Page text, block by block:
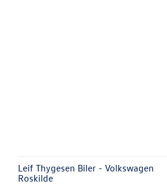
Leif Thygesen Biler - Volkswagen
Roskilde